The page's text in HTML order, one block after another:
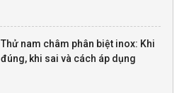
Thử nam châm phân biệt inox: Khi
đúng, khi sai và cách áp dụng